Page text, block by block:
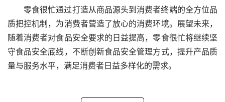
零食很忙通过打造从商品源头到消费者终端的全方位品
质把控机制，为消费者营造了放心的消费环境。展望未来，
随着消费者对食品安全要求的日益提高，零食很忙将继续坚
守食品安全底线，不断创新食品安全管理方式，提升产品质
量与服务水平，满足消费者日益多样化的需求。